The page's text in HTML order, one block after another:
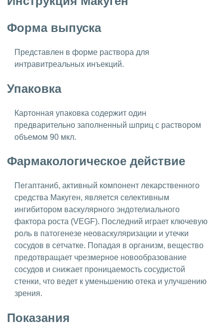
Форма выпуска
Представлен в форме раствора для
интравитреальных инъекций.
Упаковка
Картонная упаковка содержит один
предварительно заполненный шприц с раствором
объемом 90 мкл.
Фармакологическое действие
Пегаптаниб, активный компонент лекарственного
средства Макуген, является селективным
ингибитором васкулярного эндотелиального
фактора роста (VEGF). Последний играет ключевую
роль в патогенезе неоваскуляризации и утечки
сосудов в сетчатке. Попадая в организм, вещество
предотвращает чрезмерное новообразование
сосудов и снижает проницаемость сосудистой
стенки, что ведет к уменьшению отека и улучшению
зрения.
Показания